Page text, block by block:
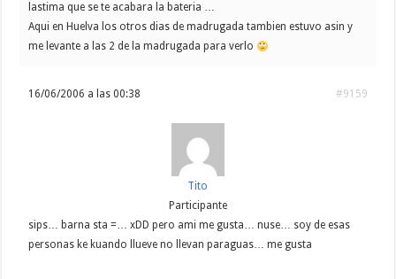
lastima que se te acabara la bateria …
Aqui en Huelva los otros dias de madrugada tambien estuvo asin y
me levante a las 2 de la madrugada para verlo
16/06/2006 a las 00:38 #9159
Tito
Participante
sips… barna sta =… xDD pero ami me gusta… nuse… soy de esas
personas ke kuando llueve no llevan paraguas… me gusta